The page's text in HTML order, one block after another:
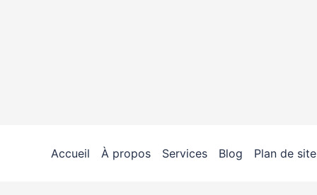
Accueil À propos Services Blog Plan de site